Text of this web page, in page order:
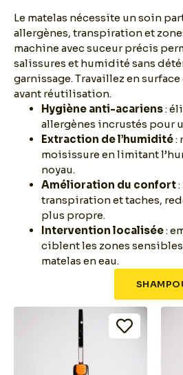
Le matelas nécessite un soin
allergènes, transpiration et
machine avec suceur précis
salissures et humidité sans
garnissage. Travaillez en
avant réutilisation.
Hygiène anti-acariens:
allergènes incrustés pour
Extraction de l’humidité:
moisissure en limitant
noyau.
Amélioration du confort
transpiration et taches,
plus propre.
Intervention localisée:
ciblent les zones
matelas en eau.